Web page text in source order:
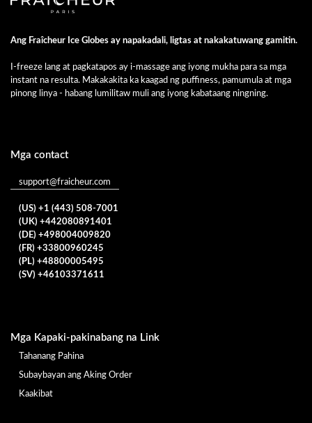
Ang Fraîcheur Ice Globes ay napakadali, ligtas at nakakatuwang gamitin.
I-freeze lang at pagkatapos ay i-massage ang iyong mukha para sa mga
instant na resulta. Makakakita ka kaagad ng puffiness, pamumula at mga
pinong linya - habang lumilitaw muli ang iyong kabataang ningning.
Mga contact
support@fraicheur.com
(US) +1 (443) 508-7001
(UK) +442080891401
(DE) +498004009820
(FR) +33800960245
(PL) +48800005495
(SV) +46103371611
Mga Kapaki-pakinabang na Link
Tahanang Pahina
Subaybayan ang Aking Order
Kaakibat